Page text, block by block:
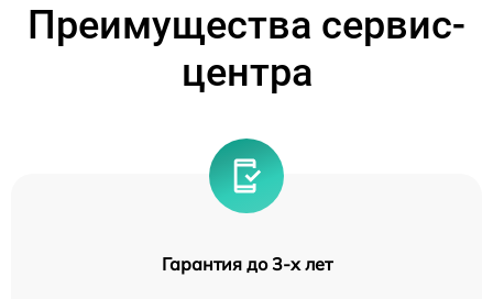
Преимущества сервис-
центра
Гарантия до 3-х лет